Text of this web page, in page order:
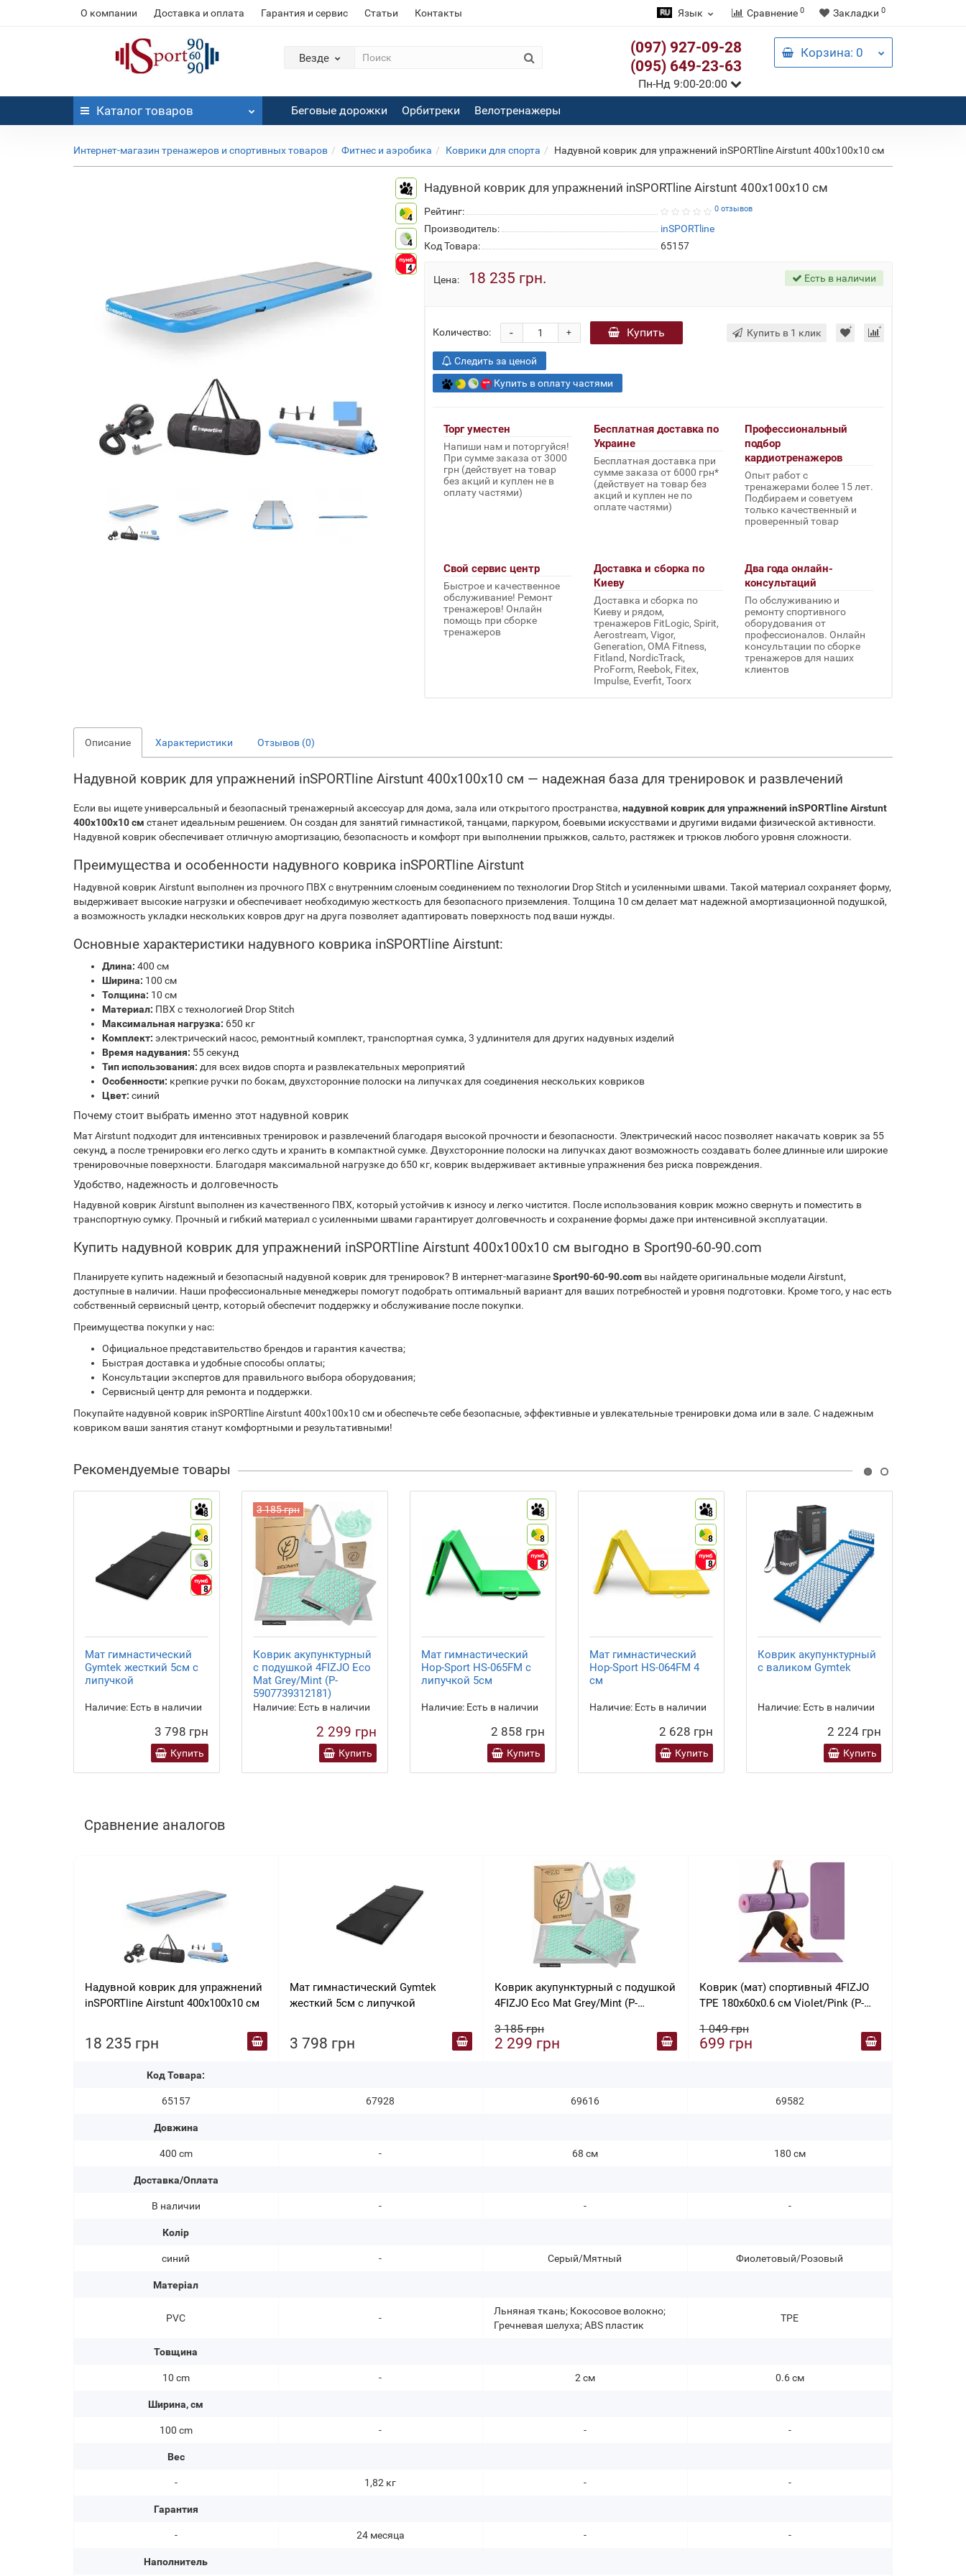
О компании Доставка и оплата Гарантия и сервис Статьи Контакты Язык Сравнение 0 Закладки 0
Везде
(097) 927-09-28
(095) 649-23-63
Пн-Нд 9:00-20:00
Корзина: 0
Каталог товаров Беговые дорожки Орбитреки Велотренажеры
Интернет-магазин тренажеров и спортивных товаров Фитнес и аэробика Коврики для спорта Надувной коврик для упражнений inSPORTline Airstunt 400x100x10 см
4
4
4
4
Надувной коврик для упражнений inSPORTline Airstunt 400x100x10 см
Рейтинг: 0 отзывов
Производитель:
inSPORTline
Код Товара:
65157
Цена: 18 235 грн. Есть в наличии
Количество: +
- Купить
Следить за ценой
Купить в оплату частями
Купить в 1 клик
Торг уместен
Напиши нам и поторгуйся!
При сумме заказа от 3000
грн (действует на товар
без акций и куплен не в
оплату частями)
Бесплатная доставка по
Украине
Бесплатная доставка при
сумме заказа от 6000 грн*
(действует на товар без
акций и куплен не по
оплате частями)
Профессиональный
подбор
кардиотренажеров
Опыт работ с
тренажерами более 15 лет.
Подбираем и советуем
только качественный и
проверенный товар
Свой сервис центр
Быстрое и качественное
обслуживание! Ремонт
тренажеров! Онлайн
помощь при сборке
тренажеров
Доставка и сборка по
Киеву
Доставка и сборка по
Киеву и рядом,
тренажеров FitLogic, Spirit,
Aerostream, Vigor,
Generation, OMA Fitness,
Fitland, NordicTrack,
ProForm, Reebok, Fitex,
Impulse, Everfit, Toorx
Два года онлайн-
консультаций
По обслуживанию и
ремонту спортивного
оборудования от
профессионалов. Онлайн
консультации по сборке
тренажеров для наших
клиентов
Описание Характеристики Отзывов (0)
Надувной коврик для упражнений inSPORTline Airstunt 400x100x10 см — надежная база для тренировок и развлечений
Если вы ищете универсальный и безопасный тренажерный аксессуар для дома, зала или открытого пространства, надувной коврик для упражнений inSPORTline Airstunt
400x100x10 см станет идеальным решением. Он создан для занятий гимнастикой, танцами, паркуром, боевыми искусствами и другими видами физической активности.
Надувной коврик обеспечивает отличную амортизацию, безопасность и комфорт при выполнении прыжков, сальто, растяжек и трюков любого уровня сложности.
Преимущества и особенности надувного коврика inSPORTline Airstunt
Надувной коврик Airstunt выполнен из прочного ПВХ с внутренним слоеным соединением по технологии Drop Stitch и усиленными швами. Такой материал сохраняет форму,
выдерживает высокие нагрузки и обеспечивает необходимую жесткость для безопасного приземления. Толщина 10 см делает мат надежной амортизационной подушкой,
а возможность укладки нескольких ковров друг на друга позволяет адаптировать поверхность под ваши нужды.
Основные характеристики надувного коврика inSPORTline Airstunt:
Длина: 400 см
Ширина: 100 см
Толщина: 10 см
Материал: ПВХ с технологией Drop Stitch
Максимальная нагрузка: 650 кг
Комплект: электрический насос, ремонтный комплект, транспортная сумка, 3 удлинителя для других надувных изделий
Время надувания: 55 секунд
Тип использования: для всех видов спорта и развлекательных мероприятий
Особенности: крепкие ручки по бокам, двухсторонние полоски на липучках для соединения нескольких ковриков
Цвет: синий
Почему стоит выбрать именно этот надувной коврик
Мат Airstunt подходит для интенсивных тренировок и развлечений благодаря высокой прочности и безопасности. Электрический насос позволяет накачать коврик за 55
секунд, а после тренировки его легко сдуть и хранить в компактной сумке. Двухсторонние полоски на липучках дают возможность создавать более длинные или широкие
тренировочные поверхности. Благодаря максимальной нагрузке до 650 кг, коврик выдерживает активные упражнения без риска повреждения.
Удобство, надежность и долговечность
Надувной коврик Airstunt выполнен из качественного ПВХ, который устойчив к износу и легко чистится. После использования коврик можно свернуть и поместить в
транспортную сумку. Прочный и гибкий материал с усиленными швами гарантирует долговечность и сохранение формы даже при интенсивной эксплуатации.
Купить надувной коврик для упражнений inSPORTline Airstunt 400x100x10 см выгодно в Sport90-60-90.com
Планируете купить надежный и безопасный надувной коврик для тренировок? В интернет-магазинеSport90-60-90.com вы найдете оригинальные модели Airstunt,
доступные в наличии. Наши профессиональные менеджеры помогут подобрать оптимальный вариант для ваших потребностей и уровня подготовки. Кроме того, у нас есть
собственный сервисный центр, который обеспечит поддержку и обслуживание после покупки.
Преимущества покупки у нас:
Официальное представительство брендов и гарантия качества;
Быстрая доставка и удобные способы оплаты;
Консультации экспертов для правильного выбора оборудования;
Сервисный центр для ремонта и поддержки.
Покупайте надувной коврик inSPORTline Airstunt 400x100x10 см и обеспечьте себе безопасные, эффективные и увлекательные тренировки дома или в зале. С надежным
ковриком ваши занятия станут комфортными и результативными!
Рекомендуемые товары
8
8
8
8
Мат гимнастический
Gymtek жесткий 5см с
липучкой
Наличие: Есть в наличии
3 798 грн
Купить
3 185 грн
Коврик акупунктурный
с подушкой 4FIZJO Eco
Mat Grey/Mint (P-
5907739312181)
Наличие: Есть в наличии
2 299 грн
Купить
8
8
8
Мат гимнастический
Hop-Sport HS-065FM с
липучкой 5см
Наличие: Есть в наличии
2 858 грн
Купить
8
8
8
Мат гимнастический
Hop-Sport HS-064FM 4
см
Наличие: Есть в наличии
2 628 грн
Купить
Коврик акупунктурный
с валиком Gymtek
Наличие: Есть в наличии
2 224 грн
Купить
Сравнение аналогов
Надувной коврик для упражнений
inSPORTline Airstunt 400x100x10 см
18 235 грн
Код Товара:
65157
Довжина
400 cm
Доставка/Оплата
В наличии
Колір
синий
Матеріал
PVC
Товщина
10 cm
Ширина, см
100 cm
Вес
-
Гарантия
-
Наполнитель
Мат гимнастический Gymtek
жесткий 5см с липучкой
3 798 грн
67928
-
-
-
-
-
-
1,82 кг
24 месяца
Коврик акупунктурный с подушкой
4FIZJO Eco Mat Grey/Mint (P-
3 185 грн
2 299 грн
69616
68 см
-
Серый/Мятный
Льняная ткань; Кокосовое волокно;
Гречневая шелуха; ABS пластик
2 см
-
-
-
Коврик (мат) спортивный 4FIZJO
TPE 180x60x0.6 см Violet/Pink (P-
1 049 грн
699 грн
69582
180 см
-
Фиолетовый/Розовый
TPE
0.6 см
-
-
-